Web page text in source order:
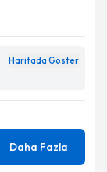
Haritada Göster
Daha Fazla